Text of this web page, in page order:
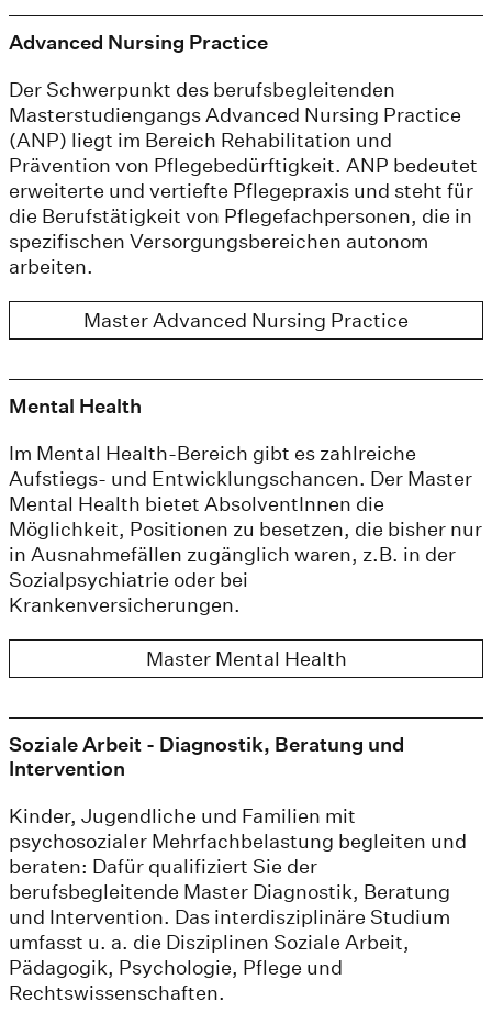
Advanced Nursing Practice
Der Schwerpunkt des berufsbegleitenden
Masterstudiengangs Advanced Nursing Practice
(ANP) liegt im Bereich Rehabilitation und
Prävention von Pflegebedürftigkeit. ANP bedeutet
erweiterte und vertiefte Pflegepraxis und steht für
die Berufstätigkeit von Pflegefachpersonen, die in
spezifischen Versorgungsbereichen autonom
arbeiten.
Master Advanced Nursing Practice
Mental Health
Im Mental Health-Bereich gibt es zahlreiche
Aufstiegs- und Entwicklungschancen. Der Master
Mental Health bietet AbsolventInnen die
Möglichkeit, Positionen zu besetzen, die bisher nur
in Ausnahmefällen zugänglich waren, z.B. in der
Sozialpsychiatrie oder bei
Krankenversicherungen.
Master Mental Health
Soziale Arbeit - Diagnostik, Beratung und
Intervention
Kinder, Jugendliche und Familien mit
psychosozialer Mehrfachbelastung begleiten und
beraten: Dafür qualifiziert Sie der
berufsbegleitende Master Diagnostik, Beratung
und Intervention. Das interdisziplinäre Studium
umfasst u. a. die Disziplinen Soziale Arbeit,
Pädagogik, Psychologie, Pflege und
Rechtswissenschaften.